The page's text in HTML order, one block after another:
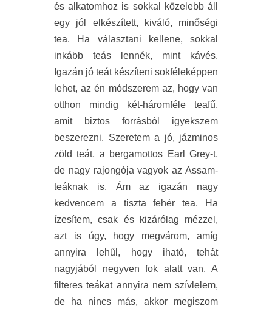
és alkatomhoz is sokkal közelebb áll
egy jól elkészített, kiváló, minőségi
tea. Ha választani kellene, sokkal
inkább teás lennék, mint kávés.
Igazán jó teát készíteni sokféleképpen
lehet, az én módszerem az, hogy van
otthon mindig két-háromféle teafű,
amit biztos forrásból igyekszem
beszerezni. Szeretem a jó, jázminos
zöld teát, a bergamottos Earl Grey-t,
de nagy rajongója vagyok az Assam-
teáknak is. Ám az igazán nagy
kedvencem a tiszta fehér tea. Ha
ízesítem, csak és kizárólag mézzel,
azt is úgy, hogy megvárom, amíg
annyira lehűl, hogy iható, tehát
nagyjából negyven fok alatt van. A
filteres teákat annyira nem szívlelem,
de ha nincs más, akkor megiszom